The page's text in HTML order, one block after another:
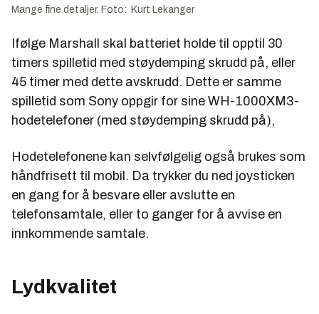
Mange fine detaljer. Foto: Kurt Lekanger
Ifølge Marshall skal batteriet holde til opptil 30
timers spilletid med støydemping skrudd på, eller
45 timer med dette avskrudd. Dette er samme
spilletid som Sony oppgir for sine WH-1000XM3-
hodetelefoner (med støydemping skrudd på),
Hodetelefonene kan selvfølgelig også brukes som
håndfrisett til mobil. Da trykker du ned joysticken
en gang for å besvare eller avslutte en
telefonsamtale, eller to ganger for å avvise en
innkommende samtale.
Lydkvalitet